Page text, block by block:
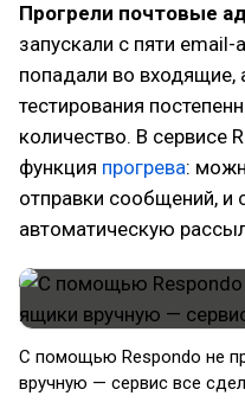
Прогрели почтовые
запускали с пяти
попадали во входящие,
тестирования
количество. В сервисе
функция прогрева:
отправки сообщений, и
автоматическую
С помощью Respondo не
вручную — сервис все